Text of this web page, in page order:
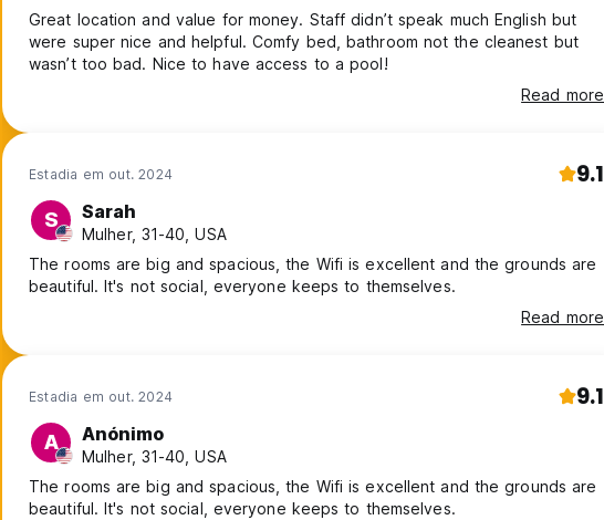
Great location and value for money. Staff didn’t speak much English but
were super nice and helpful. Comfy bed, bathroom not the cleanest but
wasn’t too bad. Nice to have access to a pool!
Read more
Estadia em out. 2024 9.1
S Sarah
Mulher, 31-40, USA
The rooms are big and spacious, the Wifi is excellent and the grounds are
beautiful. It's not social, everyone keeps to themselves.
Read more
Estadia em out. 2024 9.1
A Anónimo
Mulher, 31-40, USA
The rooms are big and spacious, the Wifi is excellent and the grounds are
beautiful. It's not social, everyone keeps to themselves.